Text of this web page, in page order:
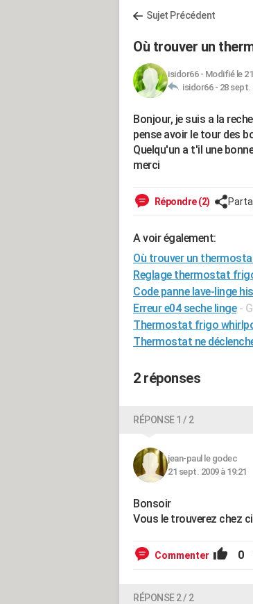
Sujet Précédent
Où trouver un
isidor66- Modifié le
isidor66 - 28 sept.
Bonjour, je suis a la
pense avoir le tour des
Quelqu'un a t'il une
merci
Répondre (2)
A voir également:
Où trouver un
Reglage thermostat
Code panne lave-linge
Erreur e04 seche linge -
Thermostat frigo
Thermostat ne
2 réponses
RÉPONSE 1 / 2
jean-paul le godec
21 sept. 2009 à 19:21
Bonsoir
Vous le trouverez chez
Commenter 0
RÉPONSE 2 / 2